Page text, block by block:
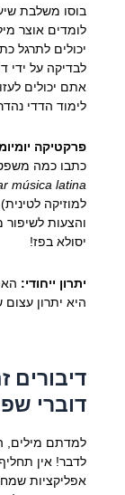
בוסו משלבת
לומדים אוצר
יכולים לתרגל
לבדיקה על ידי
אתם יכולים
לימוד הדדי
פרקטיקה
כתבו כמה
música latina.
למוזיקה
והצעות
יסולא בפז!
יתרון ייחודי:
היא יתרון
דוברי
למדתם מילים,
לדבר! אין
אפליקציות